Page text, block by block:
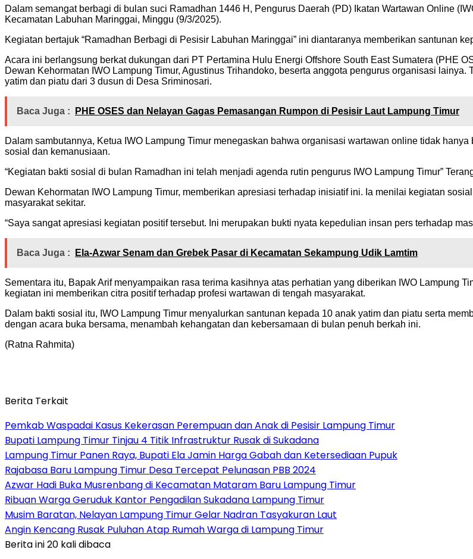
Dalam semangat berbagi di bulan suci Ramadhan 1446 H, Pengurus Daerah (PD) Ikatan Wartawan Online
Kecamatan Labuhan Maringgai, Minggu (9/3/2025).
Kegiatan bertajuk “Ramadhan Berbagi di Pesisir Labuhan Maringgai” ini diantaranya memberikan santunan
Acara ini berlangsung berkat dukungan dari PT Pertamina Hulu Energi Offshore South East Sumatera (PHE
Dewan Kehormatan IWO Lampung Timur, Agustinus Trihandoko, beserta anggota pengurus organisasi
yatim dan piatu dari 3 dusun di Desa Sriminosari.
Baca Juga : PHE OSES dan Nelayan Gagas Pemasangan Rumpon di Pesisir Laut Lampung Timur
Dalam sambutannya, Ketua IWO Lampung Timur menegaskan bahwa organisasi wartawan online tidak
sosial dan kemanusiaan.
“Kegiatan bakti sosial di bulan Ramadhan ini telah menjadi agenda rutin pengurus IWO Lampung Timur”
Dewan Kehormatan IWO Lampung Timur, memberikan apresiasi terhadap inisiatif ini. Ia menilai kegiatan
masyarakat sekitar.
“Saya sangat apresiasi kegiatan positif tersebut. Ini merupakan bukti nyata kepedulian insan pers terhadap
Baca Juga : Ela-Azwar Senam dan Grebek Pasar di Kecamatan Sekampung Udik Lamtim
Sementara itu, Bapak Arif menyampaikan rasa terima kasihnya atas perhatian yang diberikan IWO Lampung
kegiatan ini memberikan citra positif terhadap profesi wartawan di tengah masyarakat.
Dalam bakti sosial itu, IWO Lampung Timur menyalurkan santunan kepada 10 anak yatim dan piatu serta
dengan acara buka bersama, menambah kehangatan dan kebersamaan di bulan penuh berkah ini.
(Ratna Rahmita)
Berita Terkait
Pemkab Waspadai Kasus Kekerasan Perempuan dan Anak di Pesisir Lampung Timur
Bupati Lampung Timur Tinjau 4 Titik Infrastruktur Rusak di Sukadana
Lampung Timur Panen Raya, Bupati Ela Jamin Harga Gabah dan Ketersediaan Pupuk
Rajabasa Baru Lampung Timur Desa Tercepat Pelunasan PBB 2024
Azwar Hadi Buka Musrenbang di Kecamatan Mataram Baru Lampung Timur
Ribuan Warga Geruduk Kantor Pengadilan Sukadana Lampung Timur
Musim Baratan, Nelayan Lampung Timur Gelar Nadran Tasyakuran Laut
Angin Kencang Rusak Puluhan Atap Rumah Warga di Lampung Timur
Berita ini 20 kali dibaca